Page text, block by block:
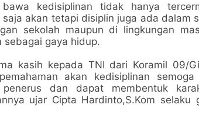
bawa kedisiplinan tidak hanya
saja akan tetapi disiplin juga ada dalam
sekolah maupun di lingkungan
sebagai gaya hidup.
kasih kepada TNI dari Koramil 09/
akan kedisiplinan
penerus dan dapat membentuk
ujar Cipta Hardinto,S.Kom selaku